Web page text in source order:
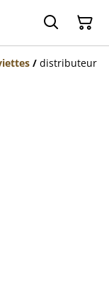
/ distributeur